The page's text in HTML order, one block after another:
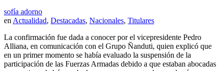
sofía adorno
en Actualidad, Destacadas, Nacionales, Titulares
La confirmación fue dada a conocer por el vicepresidente Pedro
Alliana, en comunicación con el Grupo Ñanduti, quien explicó que
en un primer momento se había evaluado la suspensión de la
participación de las Fuerzas Armadas debido a que estaban abocadas